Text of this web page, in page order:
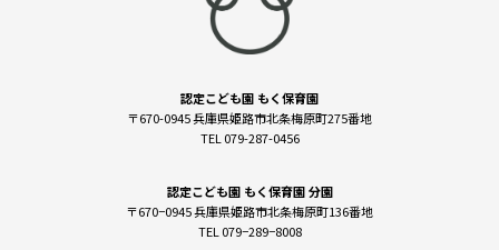
認定こども園 もく保育園
〒670-0945 兵庫県姫路市北条梅原町275番地
TEL 079-287-0456
認定こども園 もく保育園 分園
〒670−0945 兵庫県姫路市北条梅原町136番地
TEL 079−289−8008